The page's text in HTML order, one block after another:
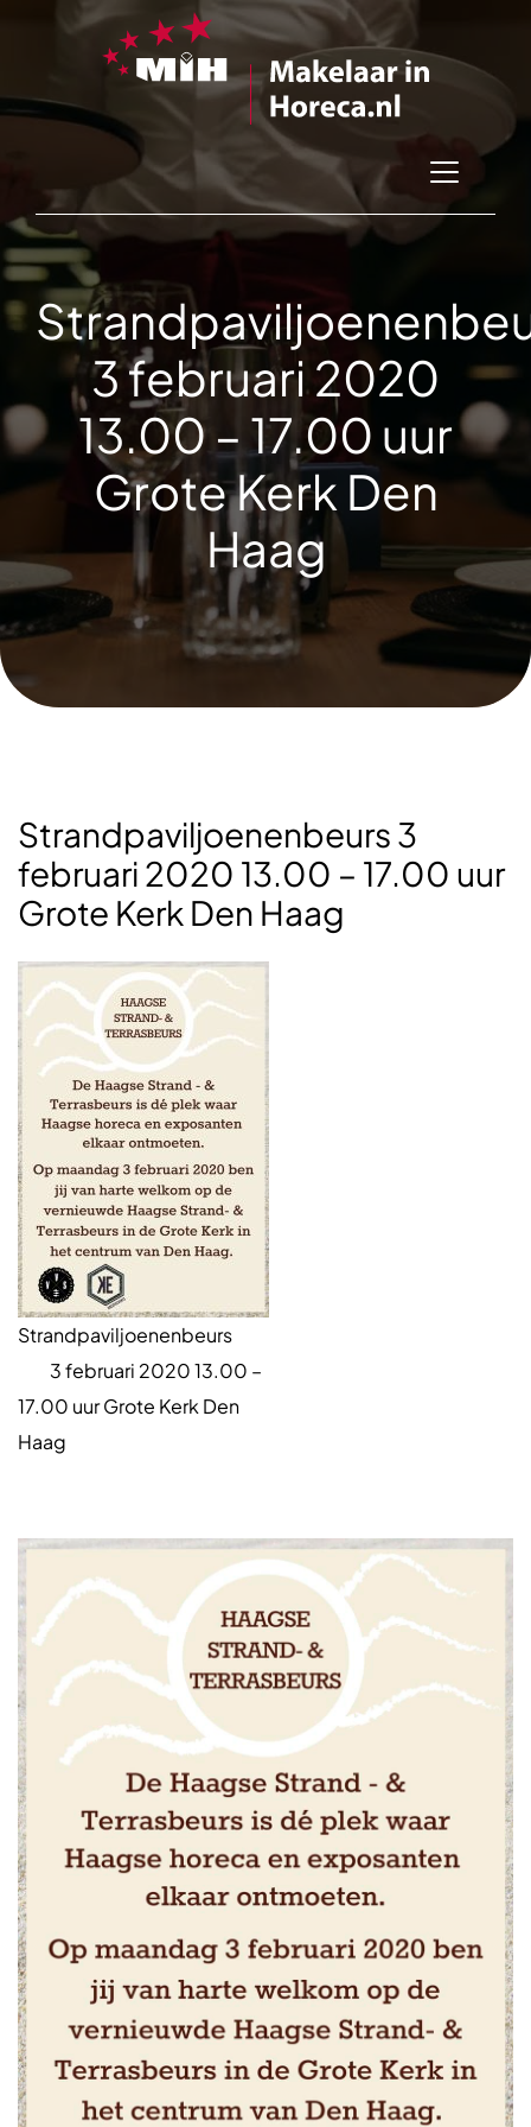
3 februari 2020
13.00 – 17.00 uur
Grote Kerk Den
Haag
Strandpaviljoenenbeurs 3
februari 2020 13.00 – 17.00 uur
Grote Kerk Den Haag
Strandpaviljoenenbeurs
3 februari 2020 13.00 –
17.00 uur Grote Kerk Den
Haag